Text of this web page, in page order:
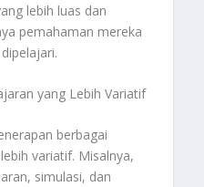
lebih luas dan
pemahaman mereka
yang Lebih Variatif
berbagai
variatif. Misalnya,
simulasi, dan